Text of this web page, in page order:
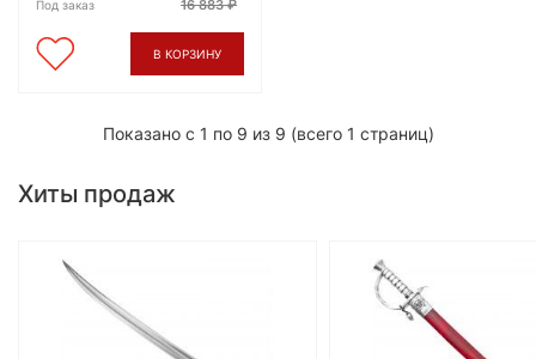
Под заказ 16 883
В КОРЗИНУ
Показано с 1 по 9 из 9 (всего 1 страниц)
Хиты продаж